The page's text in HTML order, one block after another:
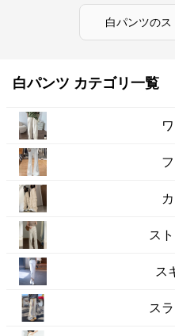
白パンツのス
白パンツ カテゴリ一覧
ス
ス
ス